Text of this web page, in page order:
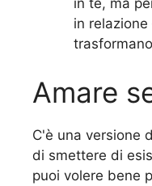
in te, ma
in
Amare
C'è una versione
di smettere di
puoi volere bene